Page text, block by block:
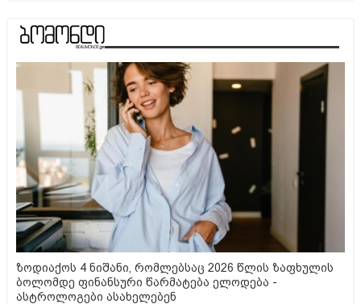
ზოდიაქოს 4 ნიშანი, რომლებსაც 2026 წლის ზაფხულის
ბოლომდე ფინანსური წარმატება ელოდება -
ასტროლოგები ასახელებენ